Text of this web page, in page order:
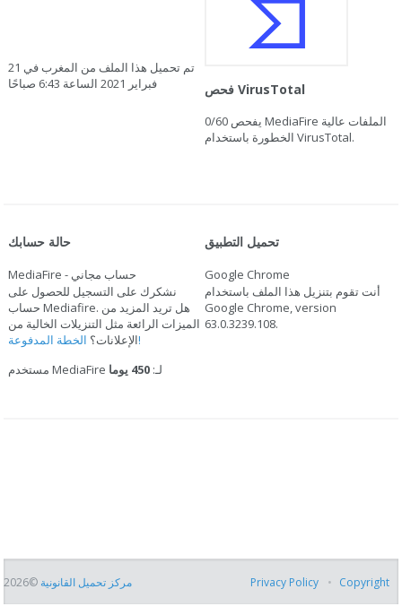
تم تحميل هذا الملف من المغرب في 21
فبراير 2021 الساعة 6:43 صباحًا
فحص VirusTotal
0/60
الخطورة باستخدام VirusTotal.
حالة حسابك
MediaFire - حساب مجاني
نشكرك على التسجيل للحصول على
حساب Mediafire. هل تريد المزيد من
الميزات الرائعة مثل التنزيلات الخالية من
الإعلانات؟الخطة المدفوعة!
مستخدم MediaFire لـ:450 يوما
تحميل التطبيق
Google Chrome
أنت تقوم بتنزيل هذا الملف باستخدام
Google Chrome, version
63.0.3239.108.
مركز تحميل القانونية ©2026 Privacy Policy Copyright